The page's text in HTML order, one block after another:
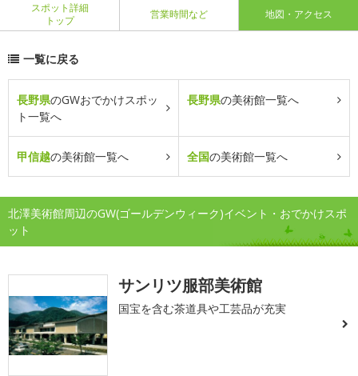
スポット詳細
トップ
営業時間など 地図・アクセス
一覧に戻る
長野県のGWおでかけスポッ
ト一覧へ
長野県の美術館一覧へ
甲信越の美術館一覧へ 全国の美術館一覧へ
北澤美術館周辺のGW(ゴールデンウィーク)イベント・おでかけスポ
ット
サンリツ服部美術館
国宝を含む茶道具や工芸品が充実